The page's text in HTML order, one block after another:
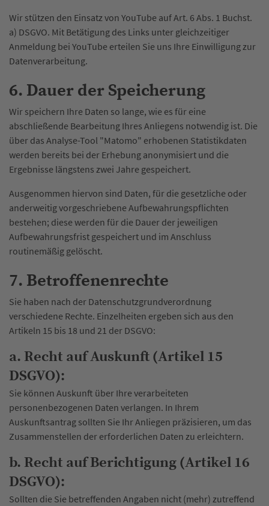
Wir stützen den Einsatz von YouTube auf Art. 6 Abs. 1 Buchst.
a) DSGVO. Mit Betätigung des Links unter gleichzeitiger
Anmeldung bei YouTube erteilen Sie uns Ihre Einwilligung zur
Datenverarbeitung.
6. Dauer der Speicherung
Wir speichern Ihre Daten so lange, wie es für eine
abschließende Bearbeitung Ihres Anliegens notwendig ist. Die
über das Analyse-Tool "Matomo" erhobenen Statistikdaten
werden bereits bei der Erhebung anonymisiert und die
Ergebnisse längstens zwei Jahre gespeichert.
Ausgenommen hiervon sind Daten, für die gesetzliche oder
anderweitig vorgeschriebene Aufbewahrungspflichten
bestehen; diese werden für die Dauer der jeweiligen
Aufbewahrungsfrist gespeichert und im Anschluss
routinemäßig gelöscht.
7. Betroffenenrechte
Sie haben nach der Datenschutzgrundverordnung
verschiedene Rechte. Einzelheiten ergeben sich aus den
Artikeln 15 bis 18 und 21 der DSGVO:
a. Recht auf Auskunft (Artikel 15
DSGVO):
Sie können Auskunft über Ihre verarbeiteten
personenbezogenen Daten verlangen. In Ihrem
Auskunftsantrag sollten Sie Ihr Anliegen präzisieren, um das
Zusammenstellen der erforderlichen Daten zu erleichtern.
b. Recht auf Berichtigung (Artikel 16
DSGVO):
Sollten die Sie betreffenden Angaben nicht (mehr) zutreffend